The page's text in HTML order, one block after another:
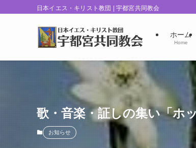
日本イエス・キリスト教団 | 宇都宮共同教会
ホーム
Home
歌・音楽・証しの集い「ホ
お知らせ